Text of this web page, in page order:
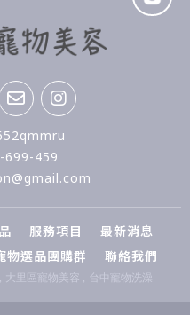
699-459
服務項目
最新消息
物選品團購群 聯絡我們
大里區寵物美容 台中寵物洗澡